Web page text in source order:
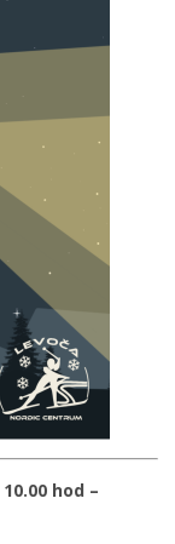
hod –